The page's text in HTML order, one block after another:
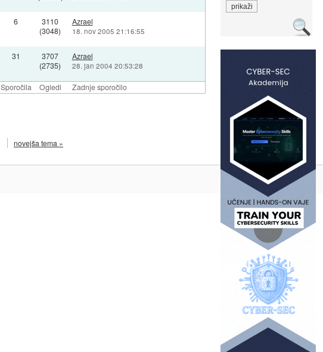
Sporočila Ogledi Zadnje sporočilo
6
3110
(3048)
Azrael
18. nov 2005 21:16:55
31
3707
(2735)
Azrael
28. jan 2004 20:53:28
novejša tema »
Na vrh ^